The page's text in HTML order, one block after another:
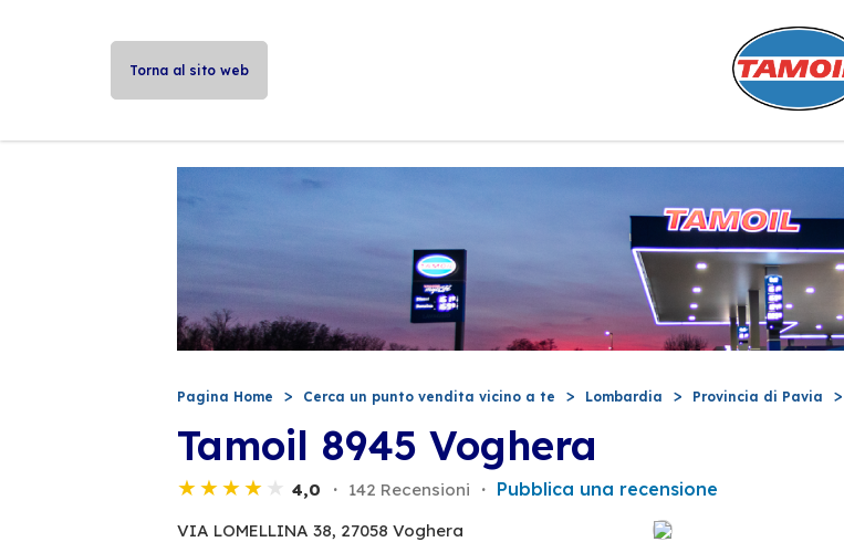
Torna al sito web
Pagina Home Cerca un punto vendita vicino a te Lombardia Provincia di Pavia
Tamoil 8945 Voghera
4,0 142 Recensioni Pubblica una recensione
VIA LOMELLINA 38, 27058 Voghera